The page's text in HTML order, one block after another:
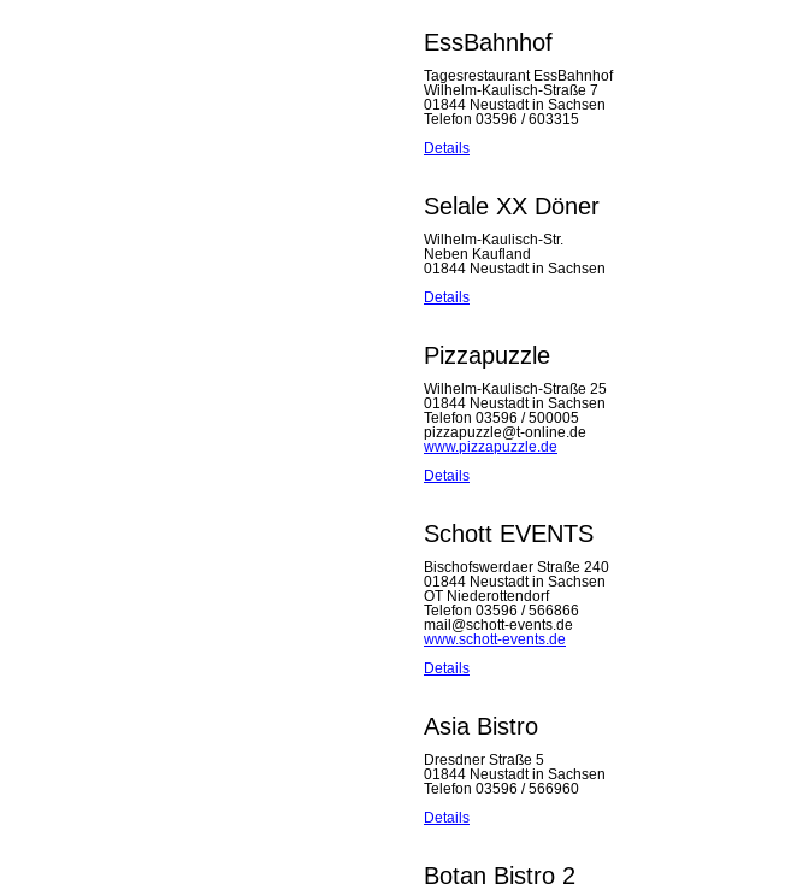
EssBahnhof
Tagesrestaurant EssBahnhof
Wilhelm-Kaulisch-Straße 7
01844 Neustadt in Sachsen
Telefon 03596 / 603315
Details
Selale XX Döner
Wilhelm-Kaulisch-Str.
Neben Kaufland
01844 Neustadt in Sachsen
Details
Pizzapuzzle
Wilhelm-Kaulisch-Straße 25
01844 Neustadt in Sachsen
Telefon 03596 / 500005
pizzapuzzle@t-online.de
www.pizzapuzzle.de
Details
Schott EVENTS
Bischofswerdaer Straße 240
01844 Neustadt in Sachsen
OT Niederottendorf
Telefon 03596 / 566866
mail@schott-events.de
www.schott-events.de
Details
Asia Bistro
Dresdner Straße 5
01844 Neustadt in Sachsen
Telefon 03596 / 566960
Details
Botan Bistro 2